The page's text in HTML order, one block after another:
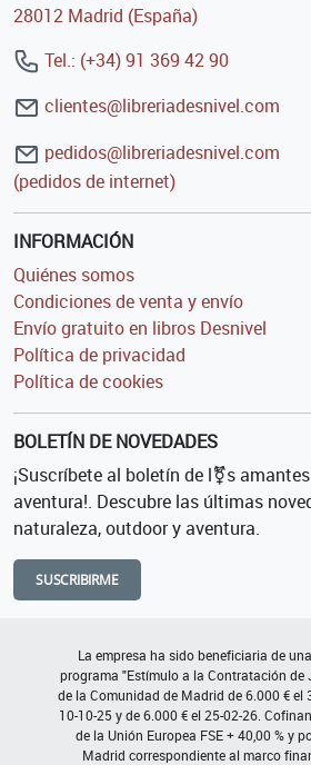
28012 Madrid (España)
Tel.: (+34) 91 369 42 90
clientes@libreriadesnivel.com
pedidos@libreriadesnivel.com
(pedidos de internet)
INFORMACIÓN
Quiénes somos
Condiciones de venta y envío
Envío gratuito en libros Desnivel
Política de privacidad
Política de cookies
BOLETÍN DE NOVEDADES
¡Suscríbete al boletín de l⚧s
aventura!. Descubre las últimas
naturaleza, outdoor y aventura.
SUSCRIBIRME
La empresa ha sido beneficiaria de
programa "Estímulo a la Contratación de
de la Comunidad de Madrid de 6.000 € el
10-10-25 y de 6.000 € el 25-02-26.
de la Unión Europea FSE + 40,00 % y
Madrid correspondiente al marco